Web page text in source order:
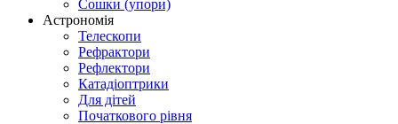
Сошки (упори)
Астрономія
Телескопи
Рефрактори
Рефлектори
Катадіоптрики
Для дітей
Початкового рівня